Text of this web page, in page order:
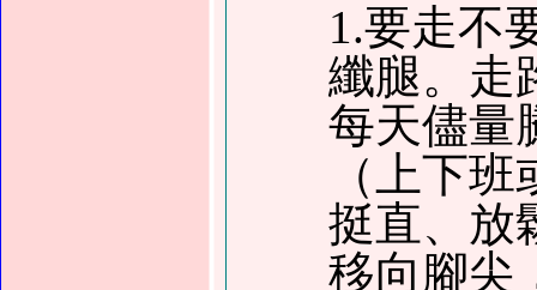
1.要走不
纖腿。走
每天儘量
（上下
挺直、放
移向腳尖